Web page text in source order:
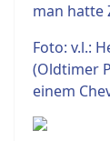
man hatte
Foto: v.l.:
(Oldtimer
einem